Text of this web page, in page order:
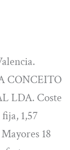
CONCEITO
LDA. Coste
1,57
18